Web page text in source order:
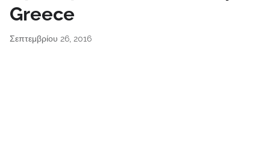
Greece
Σεπτεμβρίου 26, 2016